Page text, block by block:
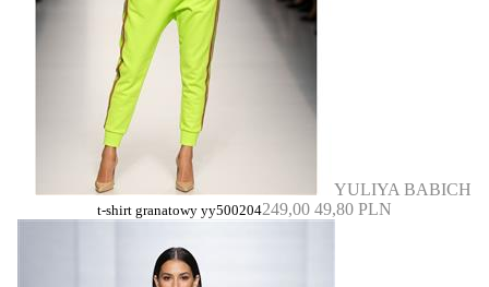
YULIYA BABICH
t-shirt granatowy yy500204249,00 49,80 PLN